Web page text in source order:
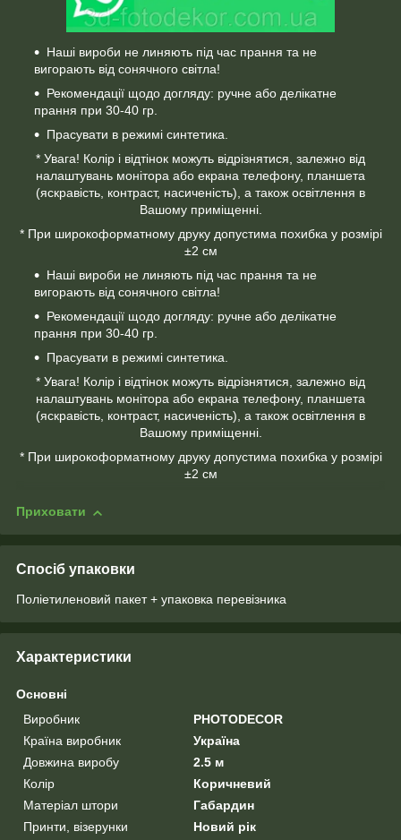
Наші вироби не линяють під час прання та не
вигорають від сонячного світла!
Рекомендації щодо догляду: ручне або делікатне
прання при 30-40 гр.
Прасувати в режимі синтетика.
* Увага! Колір і відтінок можуть відрізнятися, залежно від
налаштувань монітора або екрана телефону, планшета
(яскравість, контраст, насиченість), а також освітлення в
Вашому приміщенні.
* При широкоформатному друку допустима похибка у розмірі
±2 см
Наші вироби не линяють під час прання та не
вигорають від сонячного світла!
Рекомендації щодо догляду: ручне або делікатне
прання при 30-40 гр.
Прасувати в режимі синтетика.
* Увага! Колір і відтінок можуть відрізнятися, залежно від
налаштувань монітора або екрана телефону, планшета
(яскравість, контраст, насиченість), а також освітлення в
Вашому приміщенні.
* При широкоформатному друку допустима похибка у розмірі
±2 см
Приховати
Спосіб упаковки
Поліетиленовий пакет + упаковка перевізника
Характеристики
Основні
Виробник
PHOTODECOR
Країна виробник
Україна
Довжина виробу
2.5 м
Колір
Коричневий
Матеріал штори
Габардин
Принти, візерунки
Новий рік